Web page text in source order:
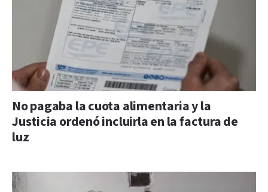
No pagaba la cuota alimentaria y la
Justicia ordenó incluirla en la factura de
luz